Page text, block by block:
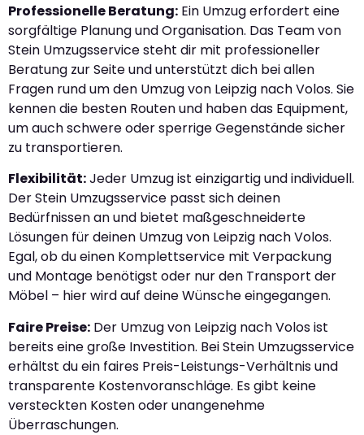
Professionelle Beratung: Ein Umzug erfordert eine
sorgfältige Planung und Organisation. Das Team von
Stein Umzugsservice steht dir mit professioneller
Beratung zur Seite und unterstützt dich bei allen
Fragen rund um den Umzug von Leipzig nach Volos. Sie
kennen die besten Routen und haben das Equipment,
um auch schwere oder sperrige Gegenstände sicher
zu transportieren.
Flexibilität:Jeder Umzug ist einzigartig und individuell.
Der Stein Umzugsservice passt sich deinen
Bedürfnissen an und bietet maßgeschneiderte
Lösungen für deinen Umzug von Leipzig nach Volos.
Egal, ob du einen Komplettservice mit Verpackung
und Montage benötigst oder nur den Transport der
Möbel – hier wird auf deine Wünsche eingegangen.
Faire Preise: Der Umzug von Leipzig nach Volos ist
bereits eine große Investition. Bei Stein Umzugsservice
erhältst du ein faires Preis-Leistungs-Verhältnis und
transparente Kostenvoranschläge. Es gibt keine
versteckten Kosten oder unangenehme
Überraschungen.